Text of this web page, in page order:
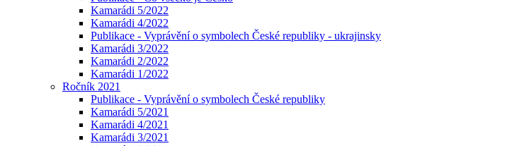
Kamarádi 5/2022
Kamarádi 4/2022
Publikace - Vyprávění o symbolech České republiky - ukrajinsky
Kamarádi 3/2022
Kamarádi 2/2022
Kamarádi 1/2022
Ročník 2021
Publikace - Vyprávění o symbolech České republiky
Kamarádi 5/2021
Kamarádi 4/2021
Kamarádi 3/2021